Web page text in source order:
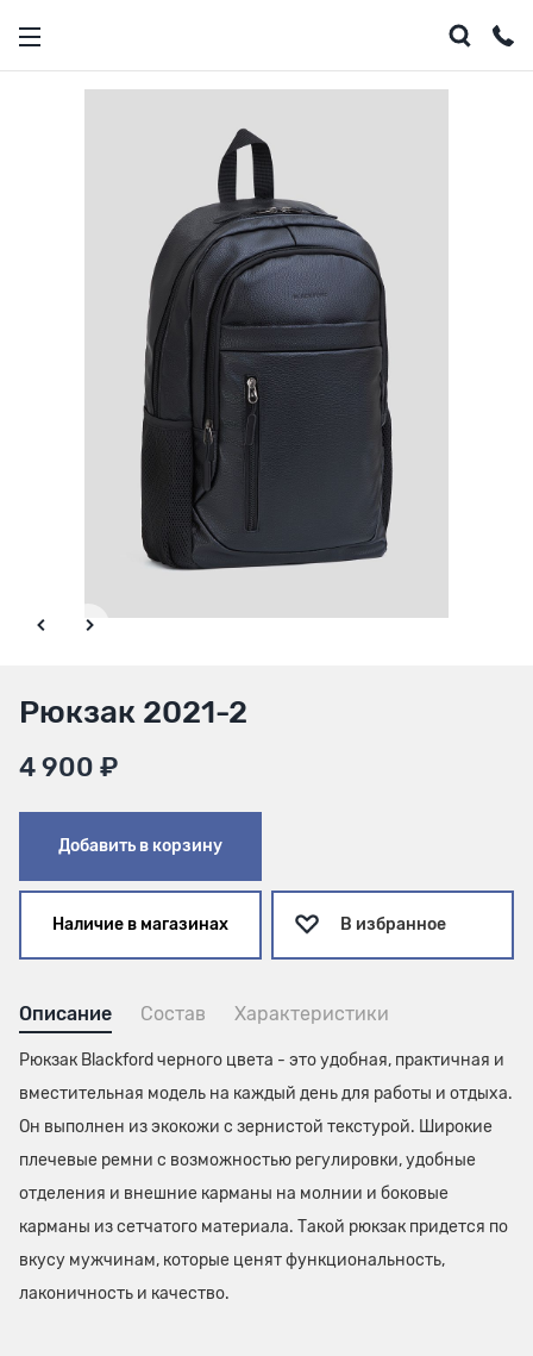
Рюкзак 2021-2
4 900 ₽
Добавить в корзину
Наличие в магазинах В избранное
Описание Состав Характеристики
Рюкзак Blackford черного цвета - это удобная, практичная и
вместительная модель на каждый день для работы и отдыха.
Он выполнен из экокожи с зернистой текстурой. Широкие
плечевые ремни с возможностью регулировки, удобные
отделения и внешние карманы на молнии и боковые
карманы из сетчатого материала. Такой рюкзак придется по
вкусу мужчинам, которые ценят функциональность,
лаконичность и качество.